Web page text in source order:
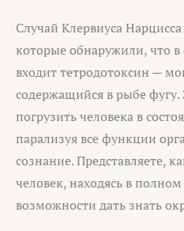
Случай Клервиуса
которые обнаружили, что
входит тетродотоксин —
содержащийся в рыбе фугу.
погрузить человека в
парализуя все функции
сознание. Представляете,
человек, находясь в
возможности дать знать